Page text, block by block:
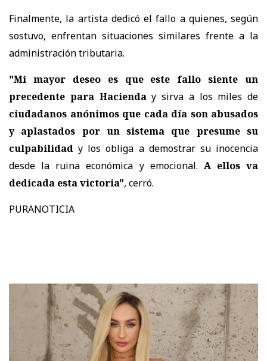
Finalmente, la artista dedicó el fallo a quienes, según
sostuvo, enfrentan situaciones similares frente a la
administración tributaria.
"Mi mayor deseo es que este fallo siente un
precedente para Hacienday sirva a los miles de
ciudadanos anónimos que cada día son abusados
y aplastados por un sistema que presume su
culpabilidad y los obliga a demostrar su inocencia
desde la ruina económica y emocional. A ellos va
dedicada esta victoria", cerró.
PURANOTICIA